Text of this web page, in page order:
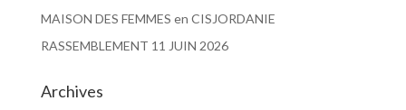
MAISON DES FEMMES en CISJORDANIE
RASSEMBLEMENT 11 JUIN 2026
Archives